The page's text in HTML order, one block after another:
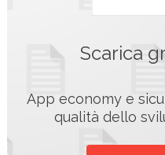
Scarica
App economy e
qualità dello